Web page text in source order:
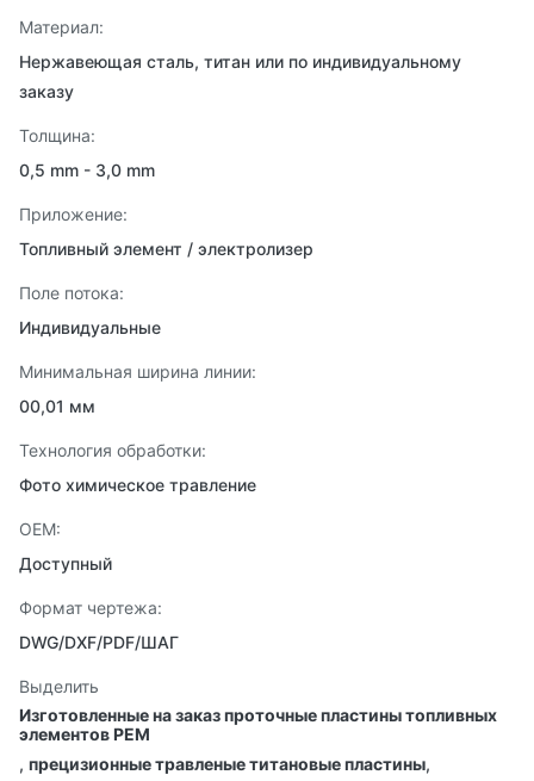
Материал:
Нержавеющая сталь, титан или по индивидуальному
заказу
Толщина:
0,5 mm - 3,0 mm
Приложение:
Топливный элемент / электролизер
Поле потока:
Индивидуальные
Минимальная ширина линии:
00,01 мм
Технология обработки:
Фото химическое травление
OEM:
Доступный
Формат чертежа:
DWG/DXF/PDF/ШАГ
Выделить
Изготовленные на заказ проточные пластины топливных
элементов PEM
, прецизионные травленые титановые пластины,